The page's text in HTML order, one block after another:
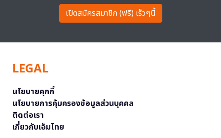
เปิดสมัครสมาชิก (ฟรี) เร็วๆนี้
LEGAL
นโยบายคุกกี้
นโยบายการคุ้มครองข้อมูลส่วนบุคคล
ติดต่อเรา
เกี่ยวกับเอ็มไทย